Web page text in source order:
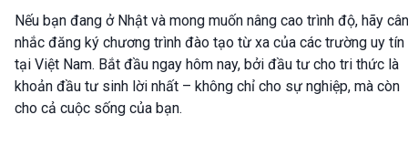
Nếu bạn đang ở Nhật và mong muốn nâng cao trình độ, hãy cân
nhắc đăng ký chương trình đào tạo từ xa của các trường uy tín
tại Việt Nam. Bắt đầu ngay hôm nay, bởi đầu tư cho tri thức là
khoản đầu tư sinh lời nhất – không chỉ cho sự nghiệp, mà còn
cho cả cuộc sống của bạn.